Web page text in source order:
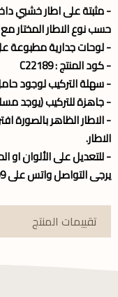
- مثبتة على اطار خشبي داخلي
حسب نوع الاطار المختار مع
- لوحات جدارية مطبوعة
- كود المنتج : C22189
- سهلة التركيب لوجود
- جاهزة للتركيب (يوجد
- الاطار الظاهر بالصورة
الاطار.
- للتعديل على الألوان
يرجى التواصل واتس على 0556823009 .
تقييمات المنتج